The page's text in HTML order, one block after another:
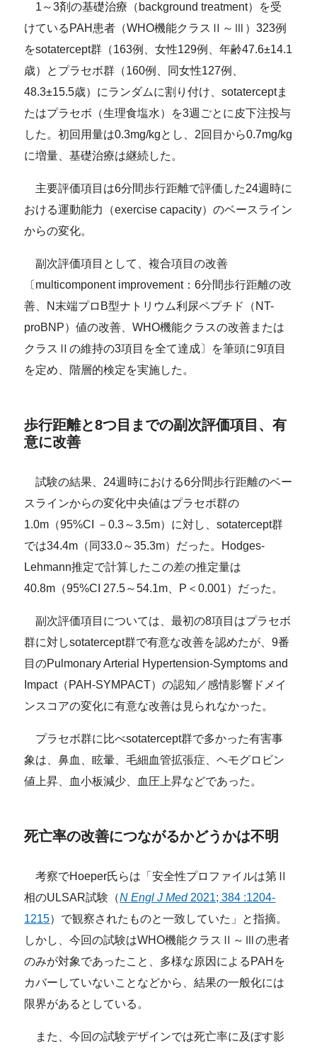
1～3剤の基礎治療（background treatment）を受
けているPAH患者（WHO機能クラスⅡ～Ⅲ）323例
をsotatercept群（163例、女性129例、年齢47.6±14.1
歳）とプラセボ群（160例、同女性127例、
48.3±15.5歳）にランダムに割り付け、sotaterceptま
たはプラセボ（生理食塩水）を3週ごとに皮下注投与
した。初回用量は0.3mg/kgとし、2回目から0.7mg/kg
に増量、基礎治療は継続した。
主要評価項目は6分間歩行距離で評価した24週時に
おける運動能力（exercise capacity）のベースライン
からの変化。
副次評価項目として、複合項目の改善
〔multicomponent improvement：6分間歩行距離の改
善、N末端プロB型ナトリウム利尿ペプチド（NT-
proBNP）値の改善、WHO機能クラスの改善または
クラスⅡの維持の3項目を全て達成〕を筆頭に9項目
を定め、階層的検定を実施した。
歩行距離と8つ目までの副次評価項目、有
意に改善
試験の結果、24週時における6分間歩行距離のベー
スラインからの変化中央値はプラセボ群の
1.0m（95%CI －0.3～3.5m）に対し、sotatercept群
では34.4m（同33.0～35.3m）だった。Hodges-
Lehmann推定で計算したこの差の推定量は
40.8m（95%CI 27.5～54.1m、P＜0.001）だった。
副次評価項目については、最初の8項目はプラセボ
群に対しsotatercept群で有意な改善を認めたが、9番
目のPulmonary Arterial Hypertension-Symptoms and
Impact（PAH-SYMPACT）の認知／感情影響ドメイ
ンスコアの変化に有意な改善は見られなかった。
プラセボ群に比べsotatercept群で多かった有害事
象は、鼻血、眩暈、毛細血管拡張症、ヘモグロビン
値上昇、血小板減少、血圧上昇などであった。
死亡率の改善につながるかどうかは不明
考察でHoeper氏らは「安全性プロファイルは第Ⅱ
相のULSAR試験（N Engl J Med2021; 384 :1204-
1215）で観察されたものと一致していた」と指摘。
しかし、今回の試験はWHO機能クラスⅡ～Ⅲの患者
のみが対象であったこと、多様な原因によるPAHを
カバーしていないことなどから、結果の一般化には
限界があるとしている。
また、今回の試験デザインでは死亡率に及ぼす影